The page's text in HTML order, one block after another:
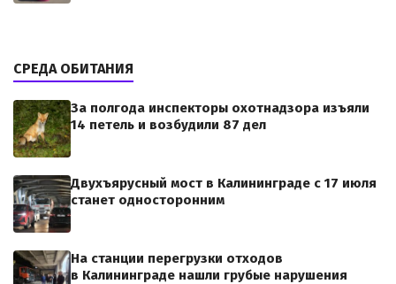
СРЕДА ОБИТАНИЯ
За полгода инспекторы охотнадзора изъяли
14 петель и возбудили 87 дел
Двухъярусный мост в Калининграде с 17 июля
станет односторонним
На станции перегрузки отходов
в Калининграде нашли грубые нарушения